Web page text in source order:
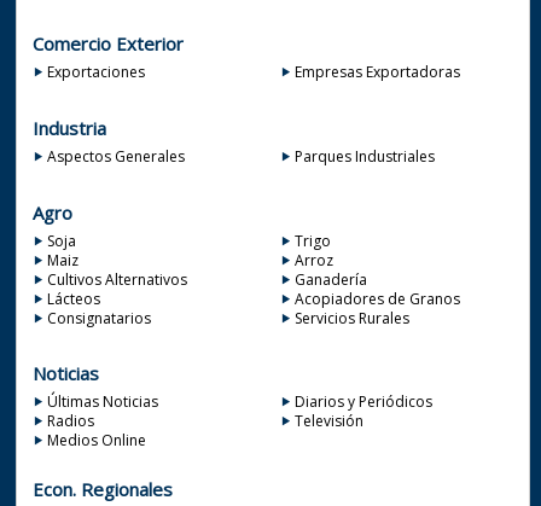
Comercio Exterior
Exportaciones Empresas Exportadoras
Industria
Aspectos Generales Parques Industriales
Agro
Soja
Trigo
Maiz
Arroz
Cultivos Alternativos
Ganadería
Lácteos
Acopiadores de Granos
Consignatarios
Servicios Rurales
Noticias
Últimas Noticias
Diarios y Periódicos
Radios
Televisión
Medios Online
Econ. Regionales